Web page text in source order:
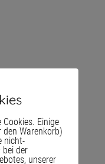
Einige
Warenkorb)
nicht-
bei der
unserer